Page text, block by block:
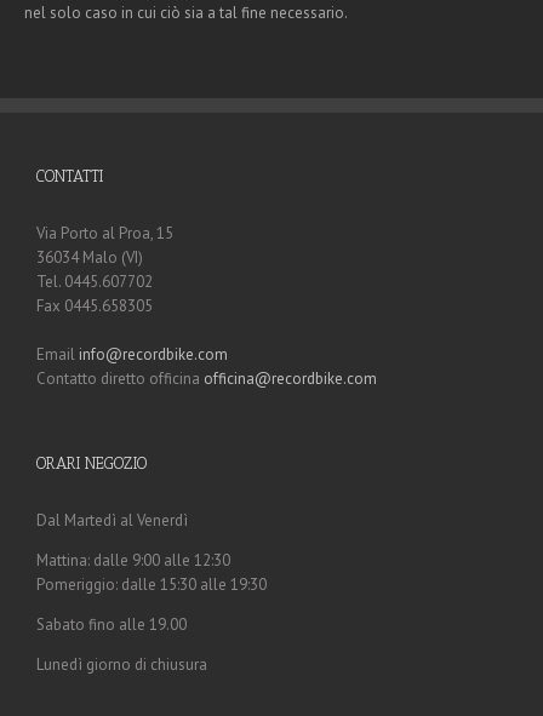
nel solo caso in cui ciò sia a tal fine necessario.
CONTATTI
Via Porto al Proa, 15
36034 Malo (VI)
Tel. 0445.607702
Fax 0445.658305
Email info@recordbike.com
Contatto diretto officina officina@recordbike.com
ORARI NEGOZIO
Dal Martedì al Venerdì
Mattina: dalle 9:00 alle 12:30
Pomeriggio: dalle 15:30 alle 19:30
Sabato fino alle 19.00
Lunedì giorno di chiusura